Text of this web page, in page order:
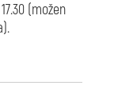
(možen